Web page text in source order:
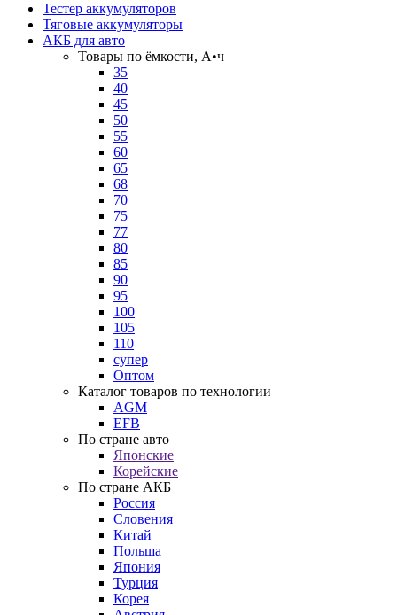
Тестер аккумуляторов
Тяговые аккумуляторы
АКБ для авто
Товары по ёмкости, А•ч
35
40
45
50
55
60
65
68
70
75
77
80
85
90
95
100
105
110
супер
Оптом
Каталог товаров по технологии
AGM
EFB
По стране авто
Японские
Корейские
По стране АКБ
Россия
Словения
Китай
Польша
Япония
Турция
Корея